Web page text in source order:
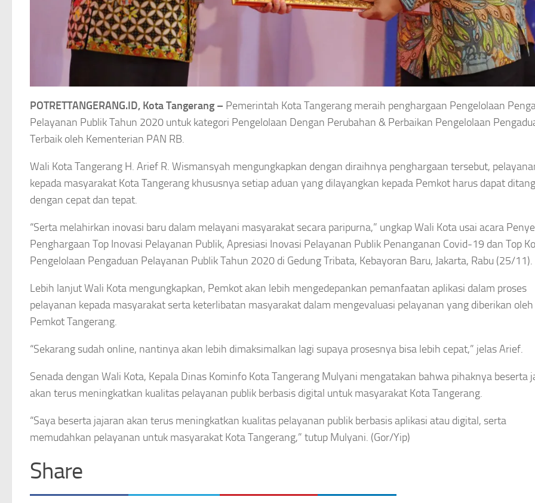
POTRETTANGERANG.ID, Kota Tangerang – Pemerintah Kota Tangerang meraih penghargaan Pengelolaan
Pelayanan Publik Tahun 2020 untuk kategori Pengelolaan Dengan Perubahan & Perbaikan Pengelolaan
Terbaik oleh Kementerian PAN RB.
Wali Kota Tangerang H. Arief R. Wismansyah mengungkapkan dengan diraihnya penghargaan tersebut,
kepada masyarakat Kota Tangerang khususnya setiap aduan yang dilayangkan kepada Pemkot harus dapat
dengan cepat dan tepat.
“Serta melahirkan inovasi baru dalam melayani masyarakat secara paripurna,” ungkap Wali Kota usai acara
Penghargaan Top Inovasi Pelayanan Publik, Apresiasi Inovasi Pelayanan Publik Penanganan Covid-19 dan Top
Pengelolaan Pengaduan Pelayanan Publik Tahun 2020 di Gedung Tribata, Kebayoran Baru, Jakarta, Rabu (25/11).
Lebih lanjut Wali Kota mengungkapkan, Pemkot akan lebih mengedepankan pemanfaatan aplikasi dalam proses
pelayanan kepada masyarakat serta keterlibatan masyarakat dalam mengevaluasi pelayanan yang diberikan oleh
Pemkot Tangerang.
“Sekarang sudah online, nantinya akan lebih dimaksimalkan lagi supaya prosesnya bisa lebih cepat,” jelas Arief.
Senada dengan Wali Kota, Kepala Dinas Kominfo Kota Tangerang Mulyani mengatakan bahwa pihaknya beserta
akan terus meningkatkan kualitas pelayanan publik berbasis digital untuk masyarakat Kota Tangerang.
“Saya beserta jajaran akan terus meningkatkan kualitas pelayanan publik berbasis aplikasi atau digital, serta
memudahkan pelayanan untuk masyarakat Kota Tangerang,” tutup Mulyani. (Gor/Yip)
Share